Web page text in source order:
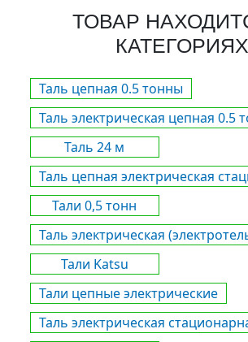
ТОВАР
КАТЕГОРИЯХ
Таль цепная 0.5 тонны
Таль электрическая цепная 0.5
Таль 24 м
Таль цепная электрическая
Тали 0,5 тонн
Таль электрическая
Тали Katsu
Тали цепные электрические
Таль электрическая